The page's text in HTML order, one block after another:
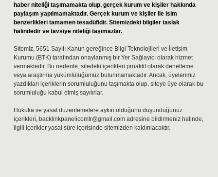
haber niteliği taşımamakta olup, gerçek kurum ve kişiler hakkında
paylaşım yapılmamaktadır. Gerçek kurum ve kişiler ile isim
benzerlikleri tamamen tesadüfidir. Sitemizdeki bilgiler taslak
halindedir ve tavsiye niteliği taşımazlar.
Sitemiz, 5651 Sayılı Kanun gereğince Bilgi Teknolojileri ve İletişim
Kurumu (BTK) tarafından onaylanmış bir Yer Sağlayıcı olarak hizmet
vermektedir. Bu nedenle, sitedeki içerikleri proaktif olarak denetleme
veya araştırma yükümlülüğümüz bulunmamaktadır. Ancak, üyelerimiz
yazdıkları içeriklerin sorumluluğunu taşımakta olup, siteye üye olarak bu
sorumluluğu kabul etmiş sayılırlar.
Hukuka ve yasal düzenlemelere aykırı olduğunu düşündüğünüz
içerikleri, backlinkpanelicomtr@gmail.com adresine bildirmeniz halinde,
ilgili içerikler yasal süre içerisinde sitemizden kaldırılacaktır.